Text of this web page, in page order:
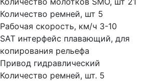
Количество ремней, шт 5
Рабочая скорость, км/ч 3-10
SAT интерфейс плавающий, для
копирования рельефа
Привод гидравлический
Количество ремней, шт. 5